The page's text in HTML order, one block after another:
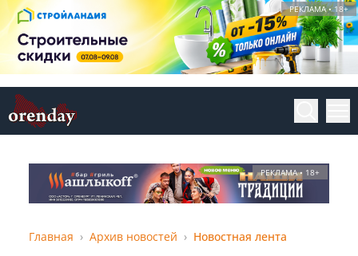
РЕКЛАМА • 18+
РЕКЛАМА • 18+
Главная Архив новостей Новостная лента